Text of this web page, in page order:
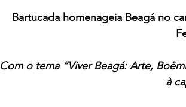
Bartucada homenageia Beagá no
Com o tema “Viver Beagá: Arte,
à